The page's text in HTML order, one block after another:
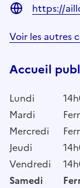
https://
Voir les autres
Accueil
Lundi
Mardi
Mercredi
Jeudi
Vendredi
Samedi